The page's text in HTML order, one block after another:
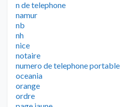
n de telephone
namur
nb
nh
nice
notaire
numero de telephone portable
oceania
orange
ordre